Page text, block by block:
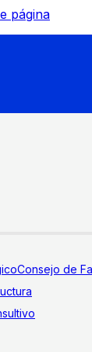
página
Consejo de